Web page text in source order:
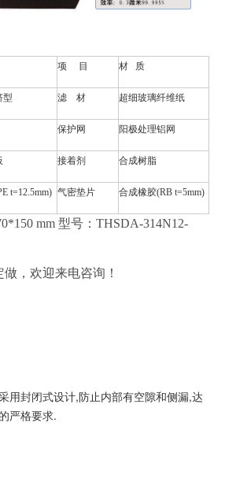
项 目 材 质
型 滤 材 超细玻璃纤维纸
保护网 阳极处理铝网
接着剂 合成树脂
t=12.5mm) 气密垫片 合成橡胶(RB t=5mm)
mm 型号：THSDA-314N12-
，欢迎来电咨询！
用封闭式设计,防止内部有空隙和侧漏,达
严格要求.